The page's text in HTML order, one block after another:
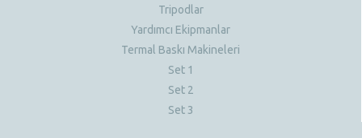
Tripodlar
Yardımcı Ekipmanlar
Termal Baskı Makineleri
Set 1
Set 2
Set 3